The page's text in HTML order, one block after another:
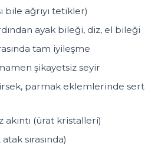
bile ağrıyı tetikler)
ayak bileği, diz, el bileği
tam iyileşme
şikayetsiz seyir
parmak eklemlerinde sert
(ürat kristalleri)
sırasında)